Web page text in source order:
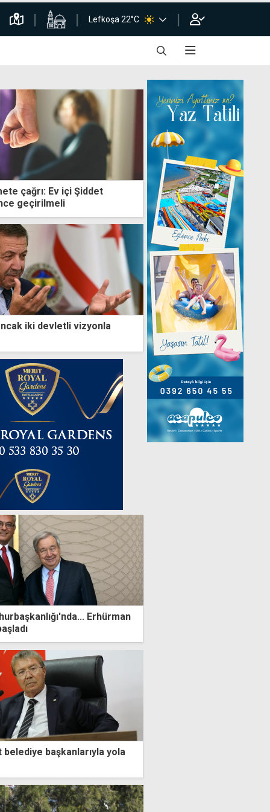
Lefkoşa 22°C
çağrı: Ev içi Şiddet
geçirilmeli
iki devletli vizyonla
Erhürman
başkanlarıyla yola